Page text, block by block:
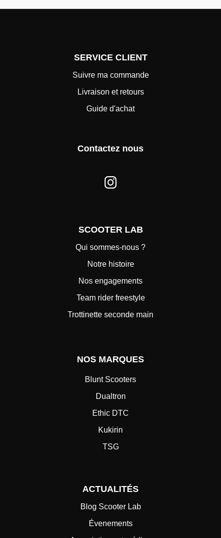
SERVICE CLIENT
Suivre ma commande
Livraison et retours
Guide d'achat
Contactez nous
SCOOTER LAB
Qui sommes-nous ?
Notre histoire
Nos engagements
Team rider freestyle
Trottinette seconde main
NOS MARQUES
Blunt Scooters
Dualtron
Ethic DTC
Kukirin
TSG
ACTUALITÉS
Blog Scooter Lab
Évenements